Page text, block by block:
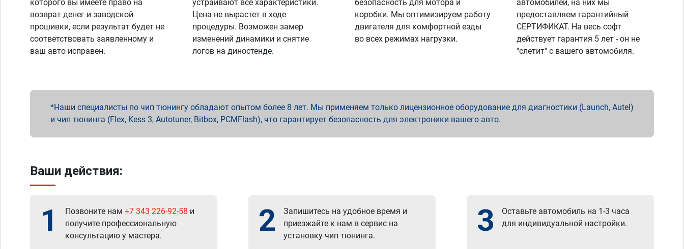
которого вы имеете право на
возврат денег и заводской
прошивки, если результат будет не
соответствовать заявленному и
ваш авто исправен.
устраивают все характеристики.
Цена не вырастет в ходе
процедуры. Возможен замер
изменений динамики и снятие
логов на диностенде.
безопасность для мотора и
коробки. Мы оптимизируем работу
двигателя для комфортной езды
во всех режимах нагрузки.
автомобилей, на них мы
предоставляем гарантийный
СЕРТИФИКАТ. На весь софт
действует гарантия 5 лет - он не
"слетит" с вашего автомобиля.
Наши специалисты по чип тюнингу обладают опытом более 8 лет. Мы применяем только лицензионное оборудование для диагностики (Launch, Autel)
и чип тюнинга (Flex, Kess 3, Autotuner, Bitbox, PCMFlash), что гарантирует безопасность для электроники вашего авто.
Ваши действия:
1 Позвоните нам +7 343 226-92-58 и
получите профессиональную
консультацию у мастера.
2
Запишитесь на удобное время и
приезжайте к нам в сервис на
установку чип тюнинга.
3
Оставьте автомобиль на 1-3 часа
для индивидуальной настройки.